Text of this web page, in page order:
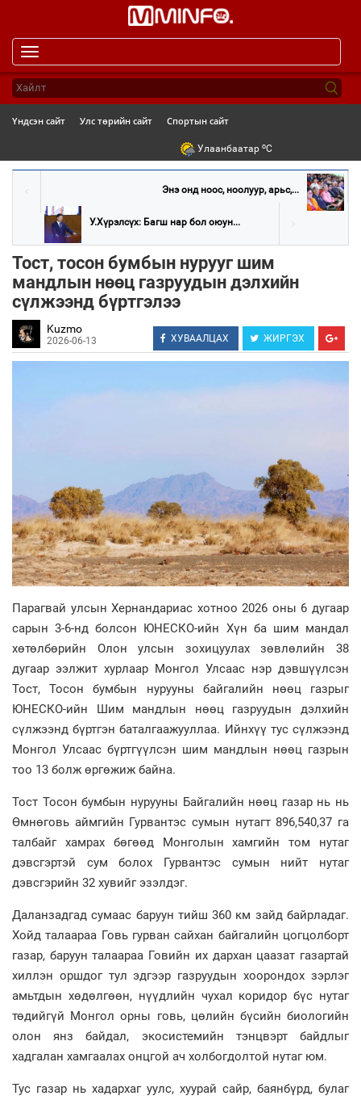
navigation
Үндсэн сайт Улс төрийн сайт Спортын сайт
Улаанбаатар oC
Энэ онд ноос, ноолуур, арьс,...
У.Хүрэлсүх: Багш нар бол оюун...
Тост, тосон бумбын нурууг шим
мандлын нөөц газруудын дэлхийн
сүлжээнд бүртгэлээ
Kuzmo
2026-06-13 ХУВААЛЦАХ ЖИРГЭХ
Парагвай улсын Хернандариас хотноо 2026 оны 6 дугаар
сарын 3-6-нд болсон ЮНЕСКО-ийн Хүн ба шим мандал
хөтөлбөрийн Олон улсын зохицуулах зөвлөлийн 38
дугаар ээлжит хурлаар Монгол Улсаас нэр дэвшүүлсэн
Тост, Тосон бумбын нурууны байгалийн нөөц газрыг
ЮНЕСКО-ийн Шим мандлын нөөц газруудын дэлхийн
сүлжээнд бүртгэн баталгаажууллаа. Ийнхүү тус сүлжээнд
Монгол Улсаас бүртгүүлсэн шим мандлын нөөц газрын
тоо 13 болж өргөжиж байна.
Тост Тосон бумбын нурууны Байгалийн нөөц газар нь нь
Өмнөговь аймгийн Гурвантэс сумын нутагт 896,540,37 га
талбайг хамрах бөгөөд Монголын хамгийн том нутаг
дэвсгэртэй сум болох Гурвантэс сумын нийт нутаг
дэвсгэрийн 32 хувийг эзэлдэг.
Даланзадгад сумаас баруун тийш 360 км зайд байрладаг.
Хойд талаараа Говь гурван сайхан байгалийн цогцолборт
газар, баруун талаараа Говийн их дархан цаазат газартай
хиллэн оршдог тул эдгээр газруудын хоорондох зэрлэг
амьтдын хөдөлгөөн, нүүдлийн чухал коридор бүс нутаг
төдийгүй Монгол орны говь, цөлийн бүсийн биологийн
олон янз байдал, экосистемийн тэнцвэрт байдлыг
хадгалан хамгаалах онцгой ач холбогдолтой нутаг юм.
Тус газар нь хадархаг уулс, хуурай сайр, баянбүрд, булаг